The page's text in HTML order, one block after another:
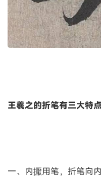
王羲之的折笔有三大特点
一、内擫用笔，折笔向